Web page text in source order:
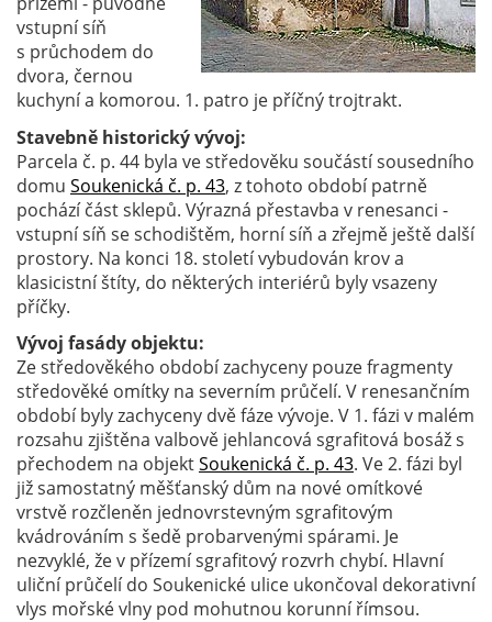
vstupní síň
s průchodem do
dvora, černou
kuchyní a komorou. 1. patro je příčný trojtrakt.
Stavebně historický vývoj:
Parcela č. p. 44 byla ve středověku součástí sousedního
domu Soukenická č. p. 43, z tohoto období patrně
pochází část sklepů. Výrazná přestavba v renesanci -
vstupní síň se schodištěm, horní síň a zřejmě ještě další
prostory. Na konci 18. století vybudován krov a
klasicistní štíty, do některých interiérů byly vsazeny
příčky.
Vývoj fasády objektu:
Ze středověkého období zachyceny pouze fragmenty
středověké omítky na severním průčelí. V renesančním
období byly zachyceny dvě fáze vývoje. V 1. fázi v malém
rozsahu zjištěna valbově jehlancová sgrafitová bosáž s
přechodem na objektSoukenická č. p. 43. Ve 2. fázi byl
již samostatný měšťanský dům na nové omítkové
vrstvě rozčleněn jednovrstevným sgrafitovým
kvádrováním s šedě probarvenými spárami. Je
nezvyklé, že v přízemí sgrafitový rozvrh chybí. Hlavní
uliční průčelí do Soukenické ulice ukončoval dekorativní
vlys mořské vlny pod mohutnou korunní římsou.